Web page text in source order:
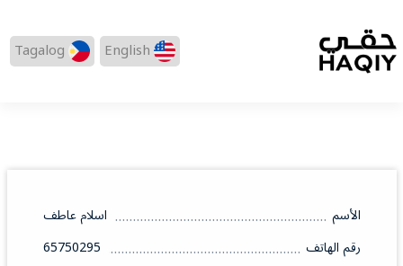
English
Tagalog
الأسم
اسلام عاطف
رقم الهاتف
65750295